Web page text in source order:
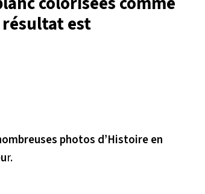
est
photos d’Histoire en
r.